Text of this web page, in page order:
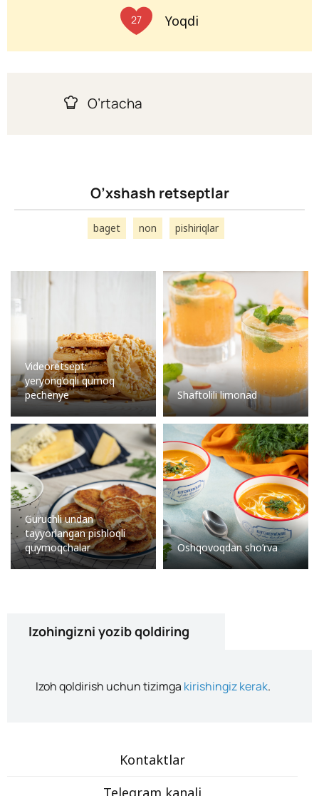
27 Yoqdi
O’rtacha
O’xshash retseptlar
baget non pishiriqlar
Videoretsept:
yeryong’oqli qumoq
pechenye
Shaftolili limonad
Guruchli undan
tayyorlangan pishloqli
quymoqchalar
Oshqovoqdan sho’rva
Izohingizni yozib qoldiring
Izoh qoldirish uchun tizimga kirishingiz kerak.
Kontaktlar
Telegram kanali